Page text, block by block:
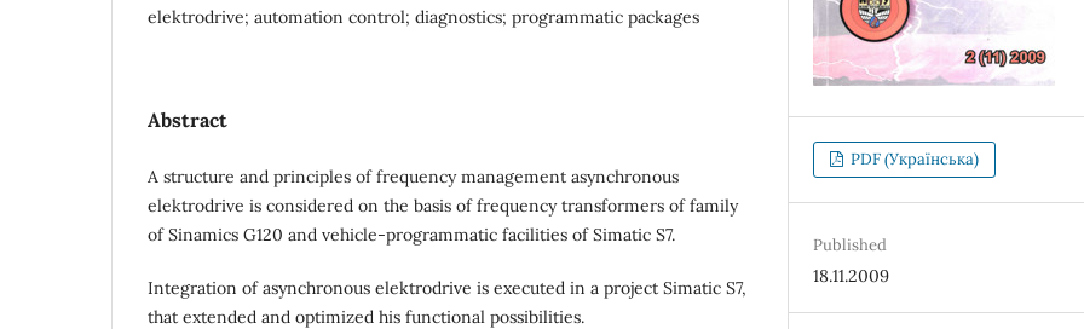
elektrodrive; automation control; diagnostics; programmatic packages
Abstract
А structure and principles of frequency management asynchronous
elektrodrive is considered on the basis of frequency transformers of family
of Sinamics G120 and vehicle-programmatic facilities of Simatic S7.
Integration of asynchronous elektrodrive is executed in a project Simatic S7,
that extended and optimized his functional possibilities.
PDF (Українська)
Published
18.11.2009